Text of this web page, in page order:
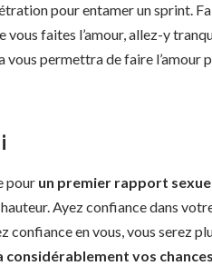
pour entamer un sprint.
faites l’amour, allez-y
vous permettra de faire l’amour
pour un premier rapport
hauteur. Ayez confiance dans
confiance en vous, vous serez
considérablement vos